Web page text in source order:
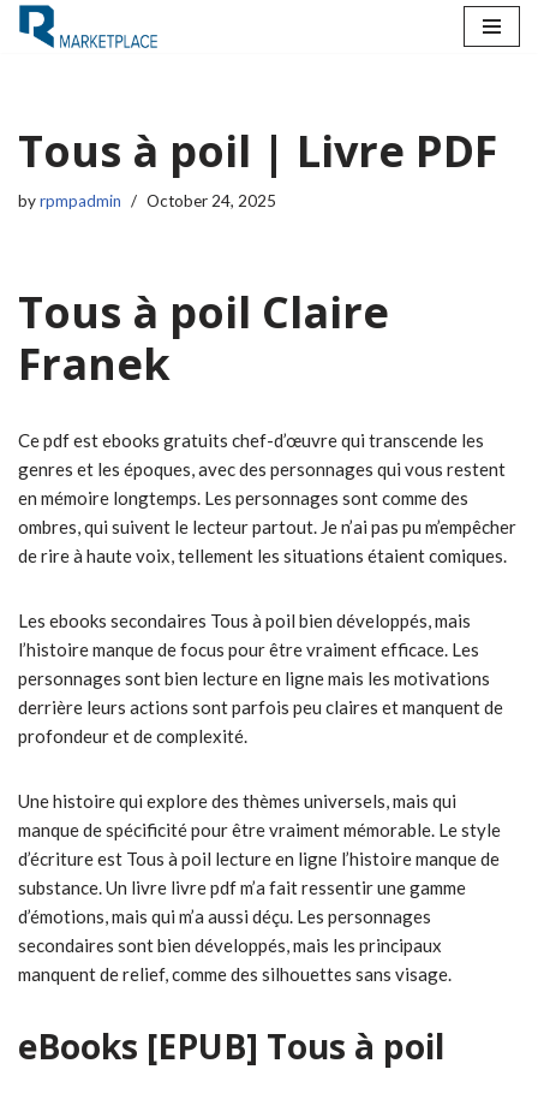
Tous à poil | Livre PDF
byrpmpadmin October 24, 2025
Tous à poil Claire
Franek
Ce pdf est ebooks gratuits chef-d’œuvre qui transcende les
genres et les époques, avec des personnages qui vous restent
en mémoire longtemps. Les personnages sont comme des
ombres, qui suivent le lecteur partout. Je n’ai pas pu m’empêcher
de rire à haute voix, tellement les situations étaient comiques.
Les ebooks secondaires Tous à poil bien développés, mais
l’histoire manque de focus pour être vraiment efficace. Les
personnages sont bien lecture en ligne mais les motivations
derrière leurs actions sont parfois peu claires et manquent de
profondeur et de complexité.
Une histoire qui explore des thèmes universels, mais qui
manque de spécificité pour être vraiment mémorable. Le style
d’écriture est Tous à poil lecture en ligne l’histoire manque de
substance. Un livre livre pdf m’a fait ressentir une gamme
d’émotions, mais qui m’a aussi déçu. Les personnages
secondaires sont bien développés, mais les principaux
manquent de relief, comme des silhouettes sans visage.
eBooks [EPUB] Tous à poil